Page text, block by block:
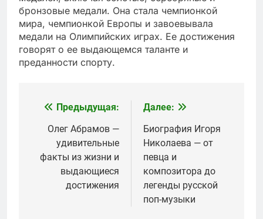
бронзовые медали. Она стала чемпионкой
мира, чемпионкой Европы и завоевывала
медали на Олимпийских играх. Ее достижения
говорят о ее выдающемся таланте и
преданности спорту.
Навигация
записям
Предыдущая:
Олег Абрамов —
удивительные
факты из жизни и
выдающиеся
достижения
Далее:
Биография Игоря
Николаева — от
певца и
композитора до
легенды русской
поп-музыки